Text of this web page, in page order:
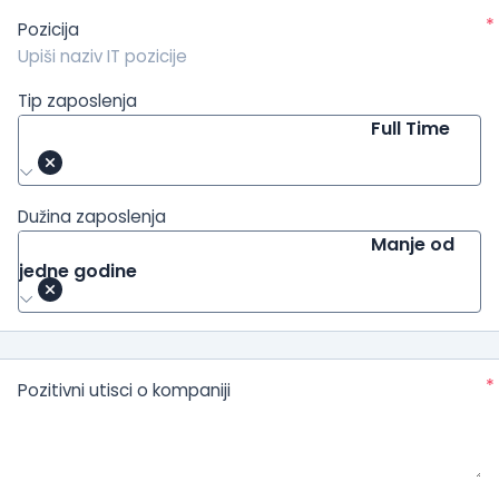
Pozicija *
Tip zaposlenja
Full Time
Dužina zaposlenja
Manje od
jedne godine
Pozitivni utisci o kompaniji *